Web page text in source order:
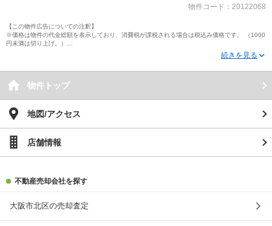
物件コード：20122068
【この物件広告についての注釈】
※価格は物件の代金総額を表示しており、消費税が課税される場合は税込み価格です。 （1000
円未満は切り上げ。）
※写真に写っている、またはパース（絵）や間取り図に描かれている家具や車などは、特にコ
※物件情報は、原則として情報提供日の２日前に最終確認した情報です。
る場合があります。
※ＣＧ合成の画像の場合、実際とは多少異なる場合があります。
※物件特徴：販売戸数が複数の物件は、全ての住戸に該当しない項目もあります。
※完成後１年以上を経過した未入居物件が掲載される場合があります。ご了承ください。
※新着：物件情報が「SUUMO」に掲載された日から１週間表示されます。
いたします。
※土地（建築条件なし）で「建物プラン例」が表記してある時、そのプラン例は特定の建築請
とは限りません。また建築請負会社を特定するものではありません。
物件トップ
地図/アクセス
店舗情報
不動産売却会社を探す
大阪市北区の売却査定